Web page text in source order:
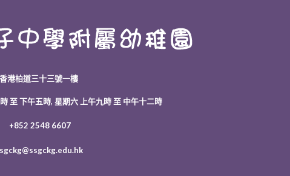
香港柏道三十三號一樓
至 下午五時, 星期六 上午九時 至 中午十二時
+852 2548 6607